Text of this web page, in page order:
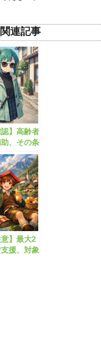
連記事
認】高齢者
、その条
意】最大2
援、対象